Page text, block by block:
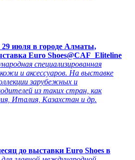
29 июля в городе Алматы,
Euro Shoes@CAF_Eliteline
специализированная
и аксессуаров. На выставке
зарубежных и
из таких стран, как
Италия, Казахстан и др.
до выставки Euro Shoes в